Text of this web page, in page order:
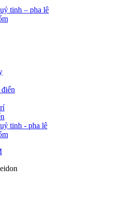
tinh – pha lê
tinh - pha lê